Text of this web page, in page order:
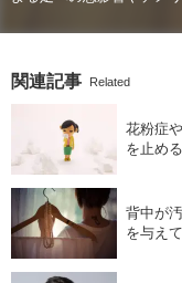
関連記事 Related
花粉症
を止め
背中が
を与え